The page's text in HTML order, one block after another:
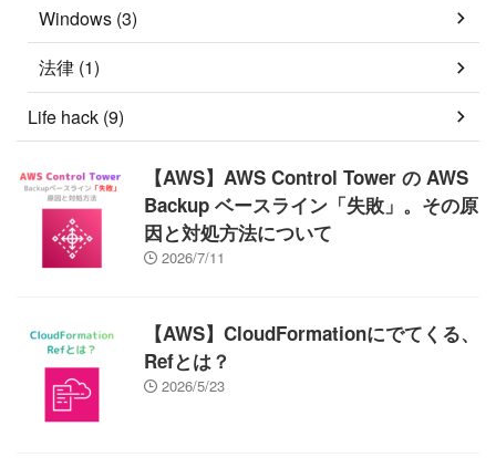
Windows (3)
法律 (1)
Life hack (9)
【AWS】AWS Control Tower の AWS
Backup ベースライン「失敗」。その原
因と対処方法について
2026/7/11
【AWS】CloudFormationにでてくる、
Refとは？
2026/5/23